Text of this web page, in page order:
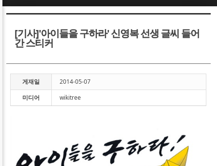
[기사]'아이들을 구하라' 신영복 선생 글씨 들어
간 스티커
게재일
2014-05-07
미디어
wikitree
Sketchbook5, 스케치북5
Sketchbook5, 스케치북5
Sketchbook5, 스케치북5
Sketchbook5, 스케치북5